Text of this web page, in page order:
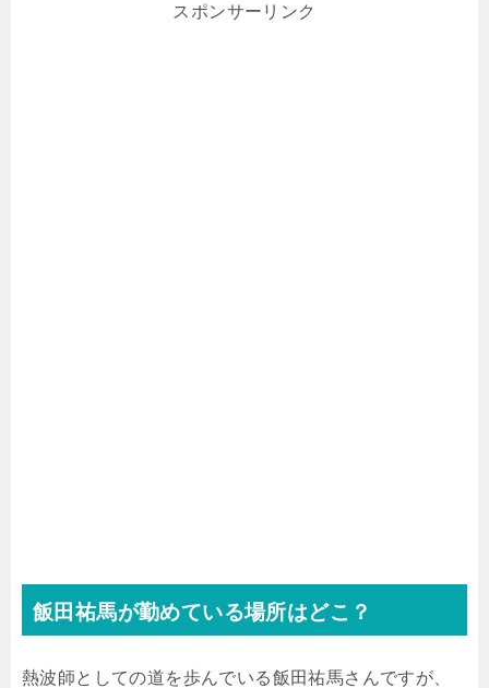
スポンサーリンク
飯田祐馬が勤めている場所はどこ？
熱波師としての道を歩んでいる飯田祐馬さんですが、